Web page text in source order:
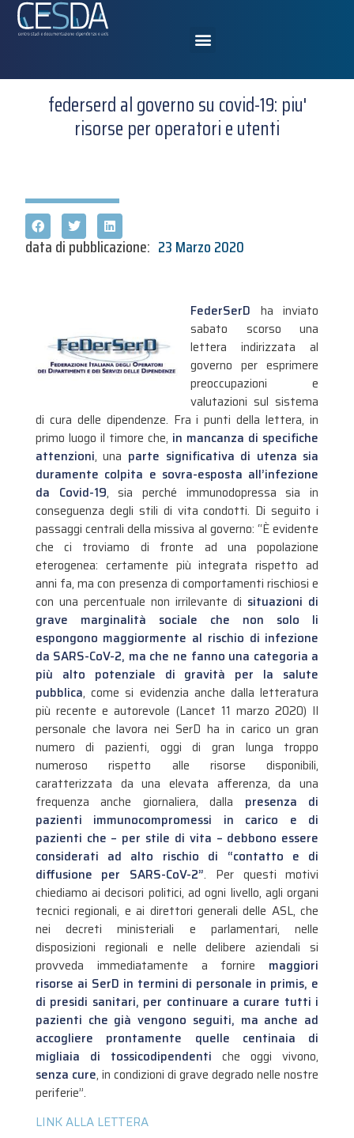
federserd al governo su covid-19: piu'
risorse per operatori e utenti
data di pubblicazione: 23 Marzo 2020
FederSerD ha inviato
sabato scorso una
lettera indirizzata al
governo per esprimere
preoccupazioni e
valutazioni sul sistema
di cura delle dipendenze. Fra i punti della lettera, in
primo luogo il timore che, in mancanza di specifiche
attenzioni, una parte significativa di utenza sia
duramente colpita e sovra-esposta all’infezione
da Covid-19, sia perché immunodopressa sia in
conseguenza degli stili di vita condotti. Di seguito i
passaggi centrali della missiva al governo: “È evidente
che ci troviamo di fronte ad una popolazione
eterogenea: certamente più integrata rispetto ad
anni fa, ma con presenza di comportamenti rischiosi e
con una percentuale non irrilevante di situazioni di
grave marginalità sociale che non solo li
espongono maggiormente al rischio di infezione
da SARS-CoV-2, ma che ne fanno una categoria a
più alto potenziale di gravità per la salute
pubblica, come si evidenzia anche dalla letteratura
più recente e autorevole (Lancet 11 marzo 2020) Il
personale che lavora nei SerD ha in carico un gran
numero di pazienti, oggi di gran lunga troppo
numeroso rispetto alle risorse disponibili,
caratterizzata da una elevata afferenza, da una
frequenza anche giornaliera, dalla presenza di
pazienti immunocompromessi in carico e di
pazienti che – per stile di vita – debbono essere
considerati ad alto rischio di “contatto e di
diffusione per SARS-CoV-2”. Per questi motivi
chiediamo ai decisori politici, ad ogni livello, agli organi
tecnici regionali, e ai direttori generali delle ASL, che
nei decreti ministeriali e parlamentari, nelle
disposizioni regionali e nelle delibere aziendali si
provveda immediatamente a fornire maggiori
risorse ai SerD in termini di personale in primis, e
di presidi sanitari, per continuare a curare tutti i
pazienti che già vengono seguiti, ma anche ad
accogliere prontamente quelle centinaia di
migliaia di tossicodipendenti che oggi vivono,
senza cure, in condizioni di grave degrado nelle nostre
periferie”.
LINK ALLA LETTERA